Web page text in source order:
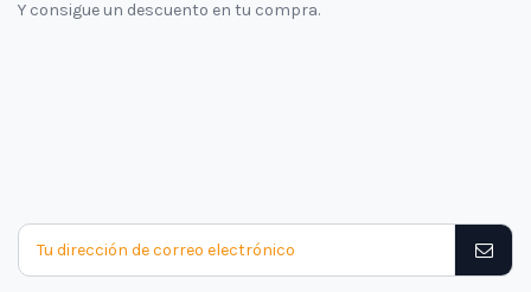
Y consigue un descuento en tu compra.